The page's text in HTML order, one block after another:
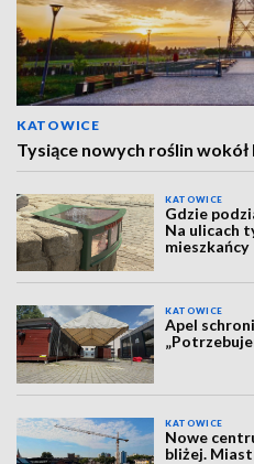
KATOWICE
Tysiące nowych roślin
KATOWICE
Gdzie
Na ulicach
mieszkańcy
KATOWICE
Apel
KATOWICE
Nowe
bliżej.